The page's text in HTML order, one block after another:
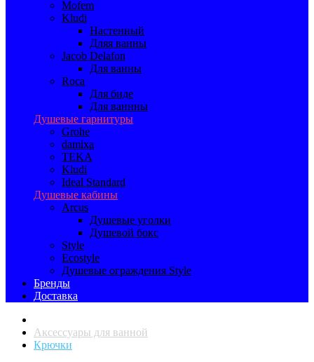
Mofem
Kludi
Настенный
Дляя ванны
Jacob Delafon
Для ванны
Roca
Для биде
Для ваннны
Душевые гарнитуры
Grohe
damixa
TEKA
Kludi
Ideal Standard
Душевые кабины
Arcus
Душевые уголки
Душевой бокс
Style
Ecostyle
Душевые ограждения Style
Бренды
Доставка
Аксессуары для ванной
Крючки